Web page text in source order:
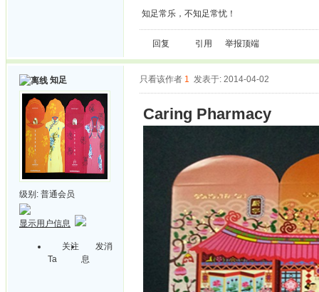
知足常乐，不知足常忧！
回复 引用 举报顶端
知足
级别: 普通会员
显示用户信息
关注
Ta
发消
息
只看该作者 1 发表于: 2014-04-02
Caring Pharmacy